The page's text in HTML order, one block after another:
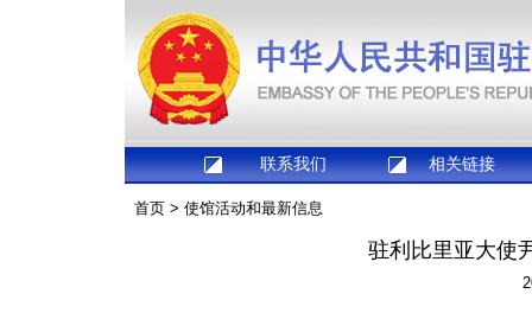
联系我们 相关链接
首页 > 使馆活动和最新信息
驻利比里亚大使